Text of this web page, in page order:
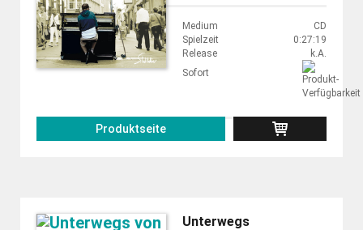
Medium
CD
Spielzeit
0:27:19
Release
k.A.
Sofort
Produktseite
Unterwegs